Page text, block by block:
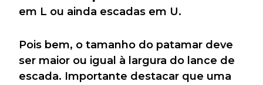
em L ou ainda escadas em U.
Pois bem, o tamanho do patamar deve
ser maior ou igual à largura do lance de
escada. Importante destacar que uma